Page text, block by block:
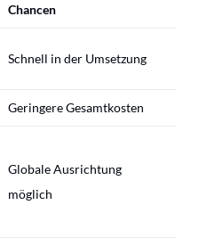
Chancen
Schnell in der Umsetzung
Geringere Gesamtkosten
Globale Ausrichtung
möglich